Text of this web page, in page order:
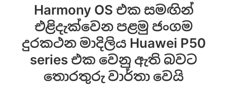
Harmony OS එක සමඟින්
එළිදැක්වෙන පළමු ජංගම
දුරකථන මාදිලිය Huawei P50
series එක වෙනු ඇති බවට
තොරතුරු වාර්තා වෙයි